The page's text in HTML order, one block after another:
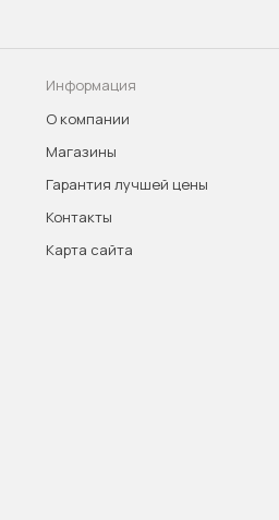
Информация
О компании
Магазины
Гарантия лучшей цены
Контакты
Карта сайта